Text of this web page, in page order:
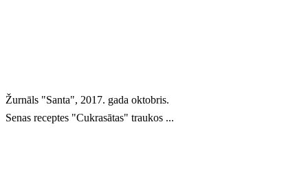
Žurnāls "Santa", 2017. gada oktobris.
Senas receptes "Cukrasātas" traukos ...